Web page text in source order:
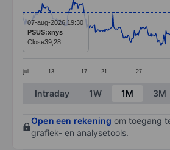
Line chart with 267 data points.
The chart has 1 X axis
The chart has 1 Y axis
jul. 13 17 21 27
07-aug-2026 19:30
PSUS:xnys
Close39,28
End of interactive chart.
Intraday 1W 1M 3M
Open een rekening om toegang
grafiek- en analysetools.